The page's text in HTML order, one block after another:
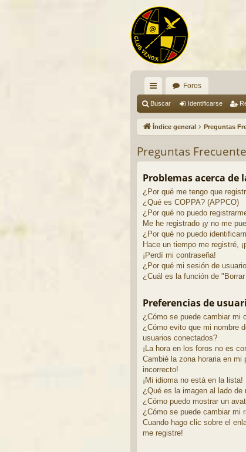
nl
ac
rá
do
s
Foros
Buscar Identificarse
Índice general Preguntas
Preguntas
Problemas acerca
¿Por qué me tengo que
¿Qué es COPPA? (APPCO)
¿Por qué no puedo
Me he registrado ¡y no me
¿Por qué no puedo
Hace un tiempo me registré,
¡Perdí mi contraseña!
¿Por qué mi sesión de
¿Cuál es la función de
Preferencias de
¿Cómo se puede cambiar mi
¿Cómo evito que mi nombre
usuarios conectados?
¡La hora en los foros no es
Cambié la zona horaria en mi
incorrecto!
¡Mi idioma no está en la lista!
¿Qué es la imagen al lado de
¿Cómo puedo mostrar un
¿Cómo se puede cambiar mi
Cuando hago clic sobre el
me registre!